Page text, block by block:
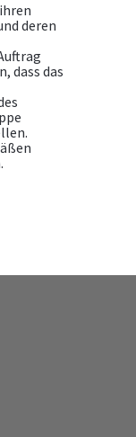
deren
dass das